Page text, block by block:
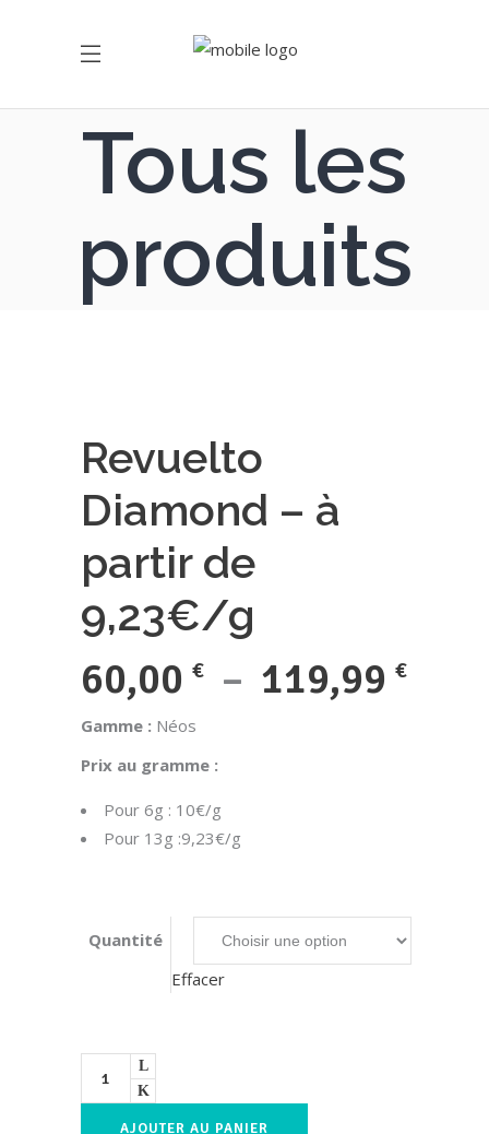
Tous les
produits
Revuelto
Diamond – à
partir de
9,23€/g
60,00 € – 119,99 €
Gamme : Néos
Prix au gramme :
Pour 6g : 10€/g
Pour 13g :9,23€/g
Quantité
Effacer
AJOUTER AU PANIER